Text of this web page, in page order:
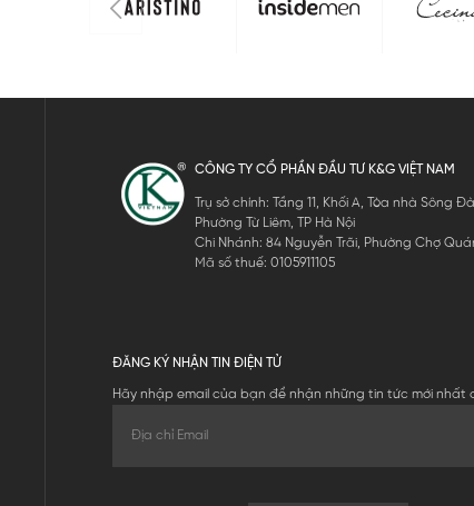
CÔNG TY CỔ PHẦN ĐẦU TƯ K&G VIỆT NAM
Trụ sở chính: Tầng 11, Khối A, Tòa nhà Sông
Phường Từ Liêm, TP Hà Nội
Chi Nhánh: 84 Nguyễn Trãi, Phường Chợ
Mã số thuế: 0105911105
ĐĂNG KÝ NHẬN TIN ĐIỆN TỬ
Hãy nhập email của bạn để nhận những tin tức mới nhất